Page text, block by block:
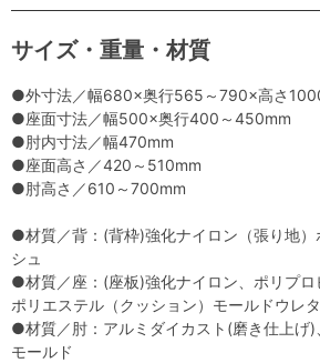
サイズ・重量・材質
●外寸法／幅680×奥行565～790×高さ
●座面寸法／幅500×奥行400～450mm
●肘内寸法／幅470mm
●座面高さ／420～510mm
●肘高さ／610～700mm
●材質／背：(背枠)強化ナイロン（張り地）
シュ
●材質／座：(座板)強化ナイロン、ポリプ
ポリエステル（クッション）モールドウレ
●材質／肘：アルミダイカスト(磨き仕上げ)
モールド